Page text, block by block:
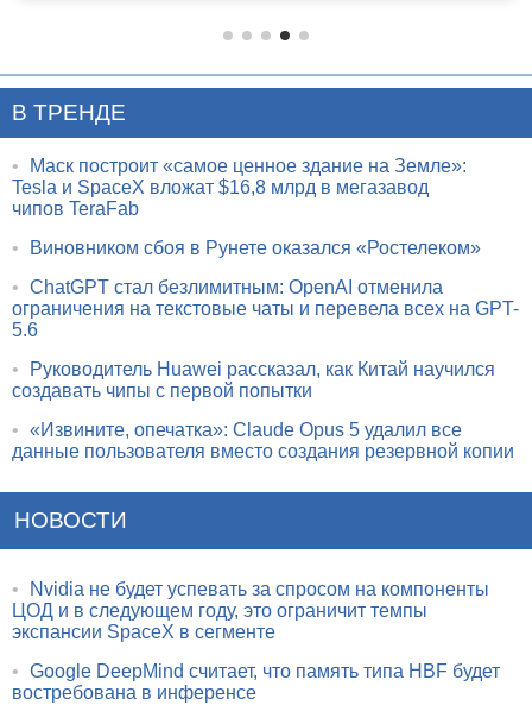
В ТРЕНДЕ
•
Маск построит «самое ценное здание на Земле»:
Tesla и SpaceX вложат $16,8 млрд в мегазавод
чипов TeraFab
•
Виновником сбоя в Рунете оказался «Ростелеком»
• ChatGPT стал безлимитным: OpenAI отменила
ограничения на текстовые чаты и перевела всех на GPT-
5.6
•
Руководитель Huawei рассказал, как Китай научился
создавать чипы с первой попытки
• «Извините, опечатка»: Claude Opus 5 удалил все
данные пользователя вместо создания резервной копии
НОВОСТИ
•
Nvidia не будет успевать за спросом на компоненты
ЦОД и в следующем году, это ограничит темпы
экспансии SpaceX в сегменте
• Google DeepMind считает, что память типа HBF будет
востребована в инференсе